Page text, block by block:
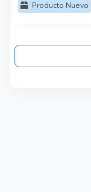
Producto Nuevo